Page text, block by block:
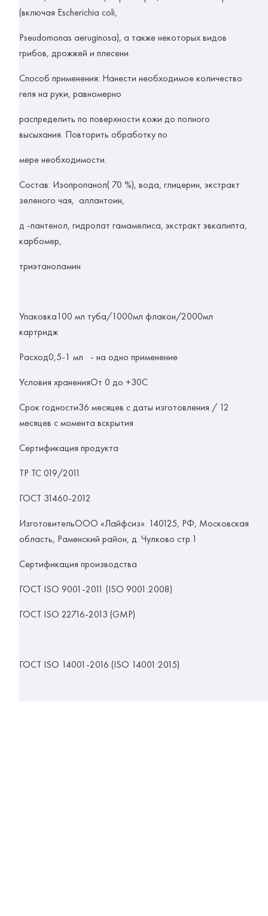
(включая Escherichia coli,
Pseudomonas aeruginosa), а также некоторых видов
грибов, дрожжей и плесени.
Способ применения: Нанести необходимое количество
геля на руки, равномерно
распределить по поверхности кожи до полного
высыхания. Повторить обработку по
мере необходимости.
Состав: Изопропанол( 70 %), вода, глицерин, экстракт
зеленого чая, аллантоин,
д -пантенол, гидролат гамамелиса, экстракт эвкалипта,
карбомер,
триэтаноламин
Упаковка100 мл туба/1000мл флакон/2000мл
картридж
Расход0,5-1 мл - на одно применение
Условия храненияОт 0 до +30С
Срок годности36 месяцев с даты изготовления / 12
месяцев с момента вскрытия
Сертификация продукта
ТР ТС 019/2011
ГОСТ 31460-2012
ИзготовительООО «Лайфсиз». 140125, РФ, Московская
область, Раменский район, д. Чулково стр.1
Сертификация производства
ГОСТ ISO 9001-2011 (ISO 9001:2008)
ГОСТ ISO 22716-2013 (GMP)
ГОСТ ISO 14001-2016 (ISO 14001:2015)